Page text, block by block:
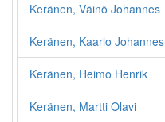
Keränen, Väinö Johannes
Keränen, Kaarlo Johannes
Keränen, Heimo Henrik
Keränen, Martti Olavi